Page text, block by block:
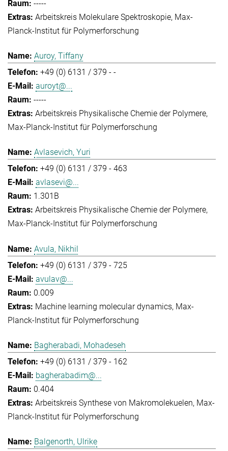
-----
Arbeitskreis Molekulare Spektroskopie Max-
Planck-Institut für Polymerforschung
Auroy, Tiffany
+49 (0) 6131 / 379 - -
auroyt@...
-----
Arbeitskreis Physikalische Chemie der Polymere
Max-Planck-Institut für Polymerforschung
Avlasevich, Yuri
+49 (0) 6131 / 379 - 463
avlasevi@...
1.301B
Arbeitskreis Physikalische Chemie der Polymere
Max-Planck-Institut für Polymerforschung
Avula, Nikhil
+49 (0) 6131 / 379 - 725
avulav@...
0.009
Machine learning molecular dynamics Max-
Planck-Institut für Polymerforschung
Bagherabadi, Mohadeseh
+49 (0) 6131 / 379 - 162
bagherabadim@...
0.404
Arbeitskreis Synthese von Makromolekuelen Max-
Planck-Institut für Polymerforschung
Balgenorth, Ulrike